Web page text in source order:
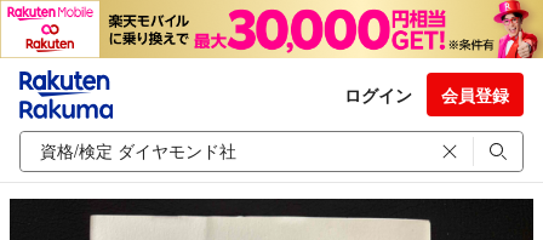
ログイン 会員登録